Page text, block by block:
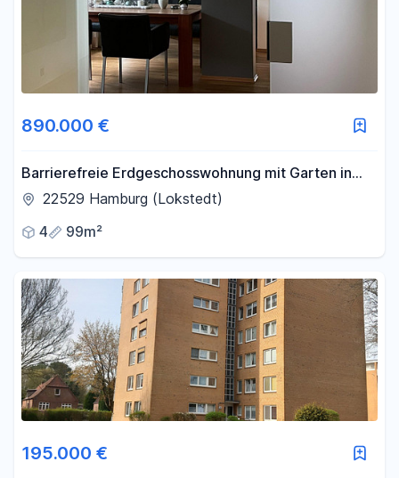
890.000 €
Barrierefreie Erdgeschosswohnung mit Garten in
Hamburg-Lokstedt
22529 Hamburg (Lokstedt)
4
99m²
195.000 €